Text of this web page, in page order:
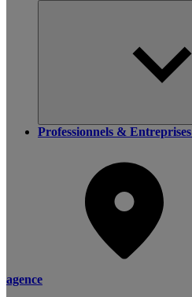
Professionnels & Entreprises
agence